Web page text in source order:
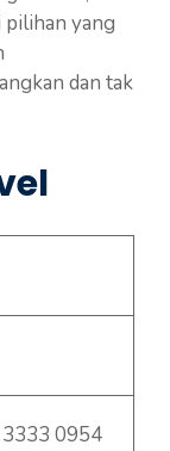
pilihan yang
dan tak
0954